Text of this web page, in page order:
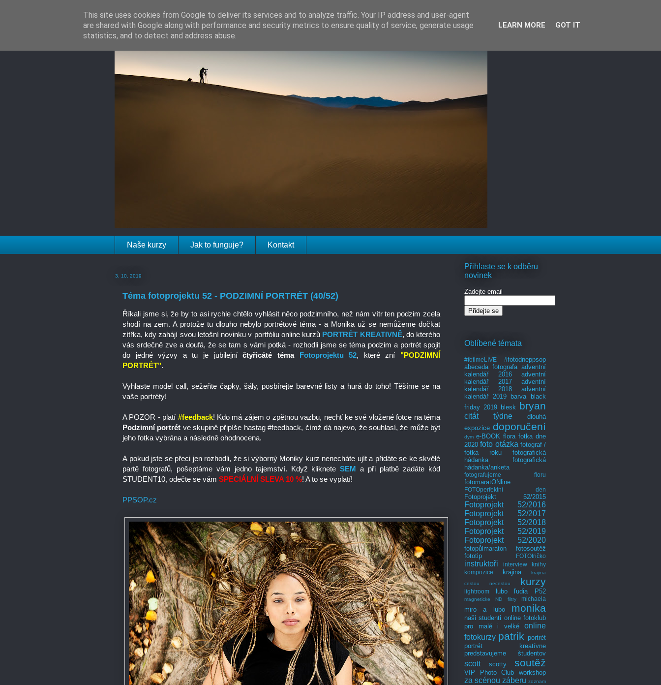
Naše kurzy Jak to funguje? Kontakt
3. 10. 2019
Téma fotoprojektu 52 - PODZIMNÍ PORTRÉT (40/52)
Říkali jsme si, že by to asi rychle chtělo vyhlásit něco podzimního, než nám vítr ten podzim zcela
shodí na zem. A protože tu dlouho nebylo portrétové téma - a Monika už se nemůžeme dočkat
zítřka, kdy zahájí svou letošní novinku v portfóliu online kurzů PORTRÉT KREATIVNĚ, do kterého
vás srdečně zve a doufá, že se tam s vámi potká - rozhodli jsme se téma podzim a portrét spojit
do jedné výzvy a tu je jubilejníčtyřicáté téma Fotoprojektu 52, které zní "PODZIMNÍ
PORTRÉT".
Vyhlaste model call, sežeňte čapky, šály, posbírejte barevné listy a hurá do toho! Těšíme se na
vaše portréty!
A POZOR - platí #feedback! Kdo má zájem o zpětnou vazbu, nechť ke své vložené fotce na téma
Podzimní portrét ve skupině připíše hastag #feedback, čímž dá najevo, že souhlasí, že může být
jeho fotka vybrána a následně ohodnocena.
A pokud jste se přeci jen rozhodli, že si výborný Moniky kurz nenecháte ujít a přidáte se ke skvělé
partě fotografů, pošeptáme vám jedno tajemství. Když klikneteSEM a při platbě zadáte kód
STUDENT10, odečte se vám SPECIÁLNÍ SLEVA 10 %! A to se vyplatí!
PPSOP.cz
Přihlaste se k odběru
novinek
Zadejte email
Oblíbené témata
#fotimeLIVE
#fotodneppsop
abeceda fotografa adventní
kalendář 2016
adventní
kalendář 2017
adventní
kalendář 2018
adventní
kalendář 2019
barva
black
friday 2019 blesk bryan
citát týdne
dlouhá
expozice doporučení
dym e-BOOK flora fotka dne
2020 foto otázka fotograf /
fotka roku
fotografická
hádanka
fotografická
hádanka/anketa
fotografujeme floru
fotomaratONline
FOTOperfektní den
Fotoprojekt 52/2015
Fotoprojekt 52/2016
Fotoprojekt 52/2017
Fotoprojekt 52/2018
Fotoprojekt 52/2019
Fotoprojekt 52/2020
fotopůlmaraton
fotosoutěž
fototip
FOTOtričko
instruktoři interview
knihy
kompozice
krajina
krajina
cestou necestou
kurzy
lightroom lubo ľudia P52
magneticke ND filtry michaela
miro a lubo monika
naši studenti online fotoklub
pro malé i velké
online
fotokurzy patrik portrét
portrét kreatívne
predstavujeme študentov
scott scotty soutěž
VIP Photo Club workshop
za scénou záberu zoznam
This site uses cookies from Google to deliver its services and to analyze traffic. Your IP address and user-agent
are shared with Google along with performance and security metrics to ensure quality of service, generate usage
statistics, and to detect and address abuse.
LEARN MORE GOT IT